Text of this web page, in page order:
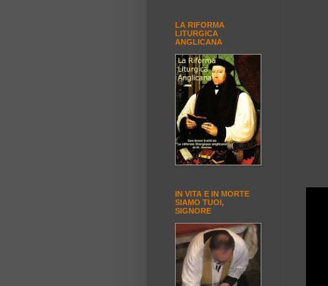
LA RIFORMA
LITURGICA
ANGLICANA
IN VITA E IN MORTE
SIAMO TUOI,
SIGNORE